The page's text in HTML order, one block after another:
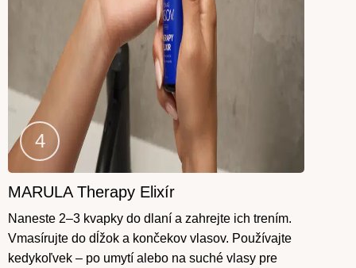
Krok
4
MARULA Therapy Elixír
Naneste 2–3 kvapky do dlaní a zahrejte ich trením.
Vmasírujte do dĺžok a končekov vlasov. Používajte
kedykoľvek – po umytí alebo na suché vlasy pre